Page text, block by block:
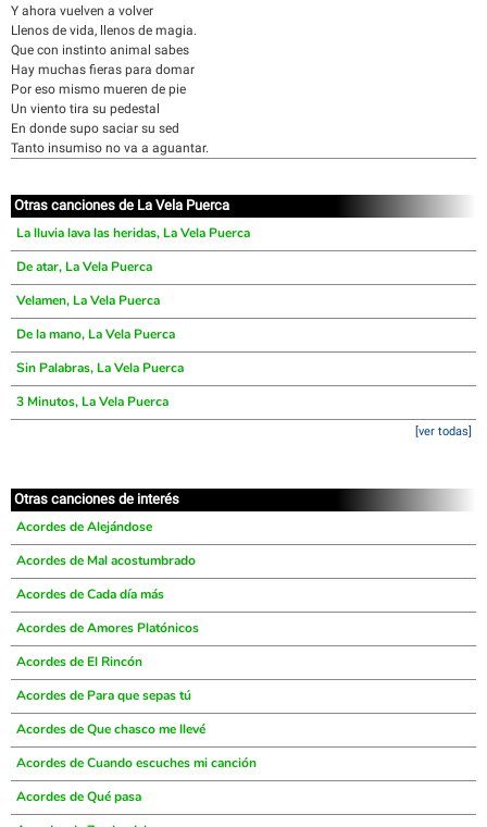
Y ahora vuelven a volver
Llenos de vida, llenos de magia.
Que con instinto animal sabes
Hay muchas fieras para domar
Por eso mismo mueren de pie
Un viento tira su pedestal
En donde supo saciar su sed
Tanto insumiso no va a aguantar.
Otras canciones de La Vela Puerca
La lluvia lava las heridas, La Vela Puerca
De atar, La Vela Puerca
Velamen, La Vela Puerca
De la mano, La Vela Puerca
Sin Palabras, La Vela Puerca
3 Minutos, La Vela Puerca
[ver todas]
Otras canciones de interés
Acordes de Alejándose
Acordes de Mal acostumbrado
Acordes de Cada día más
Acordes de Amores Platónicos
Acordes de El Rincón
Acordes de Para que sepas tú
Acordes de Que chasco me llevé
Acordes de Cuando escuches mi canción
Acordes de Qué pasa